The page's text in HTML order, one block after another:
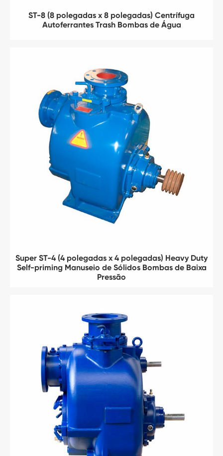
ST-8 (8 polegadas x 8 polegadas) Centrífuga
Autoferrantes Trash Bombas de Água
Super ST-4 (4 polegadas x 4 polegadas) Heavy Duty
Self-priming Manuseio de Sólidos Bombas de Baixa
Pressão